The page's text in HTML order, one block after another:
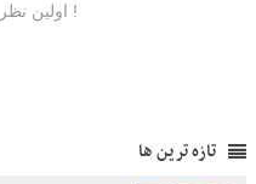
تازه ترین ها